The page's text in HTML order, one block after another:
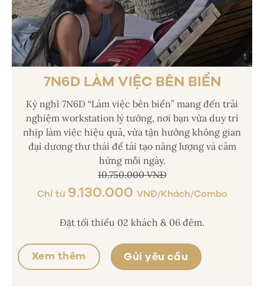
7N6D LÀM VIỆC BÊN BIỂN
Kỳ nghỉ 7N6D “Làm việc bên biển” mang đến trải
nghiệm workstation lý tưởng, nơi bạn vừa duy trì
nhịp làm việc hiệu quả, vừa tận hưởng không gian
đại dương thư thái để tái tạo năng lượng và cảm
hứng mỗi ngày.
10.750.000 VNĐ
Chỉ từ 9.130.000 VNĐ/Khách/Combo
Đặt tối thiểu 02 khách & 06 đêm.
Xem thêm Gửi yêu cầu